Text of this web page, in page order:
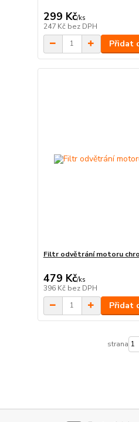
299 Kč/ks
247 Kč bez DPH
Přidat
Filtr odvětrání motoru
479 Kč/ks
396 Kč bez DPH
Přidat
strana